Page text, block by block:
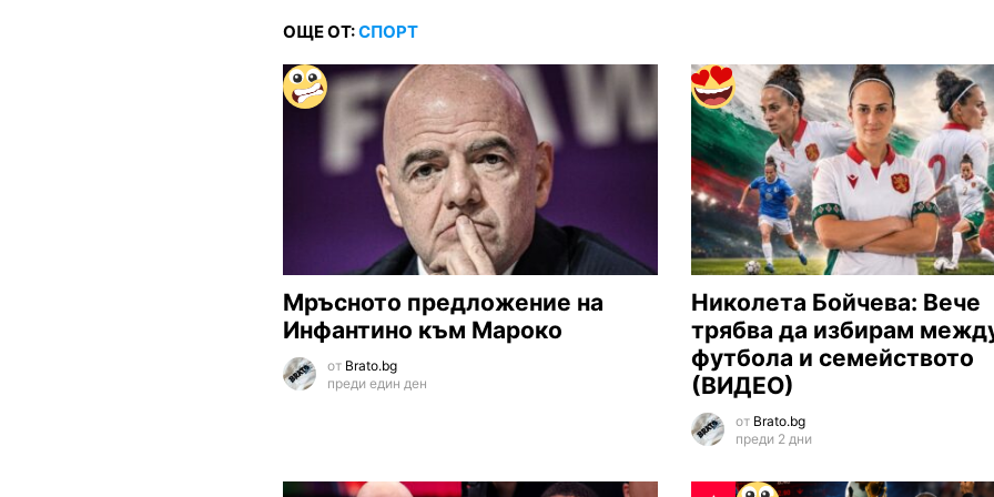
ОЩЕ ОТ:СПОРТ
Мръсното предложение на
Инфантино към Мароко
от Brato.bg
преди един ден
Николета Бойчева: Вече
трябва да избирам
футбола и семейството
(ВИДЕО)
от Brato.bg
преди 2 дни